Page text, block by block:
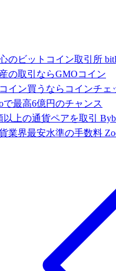
のビットコイン取引所
の取引ならGMOコイン
イン買うならコインチェ
で最高6億円のチャンス
以上の通貨ペアを取引
業界最安水準の手数料